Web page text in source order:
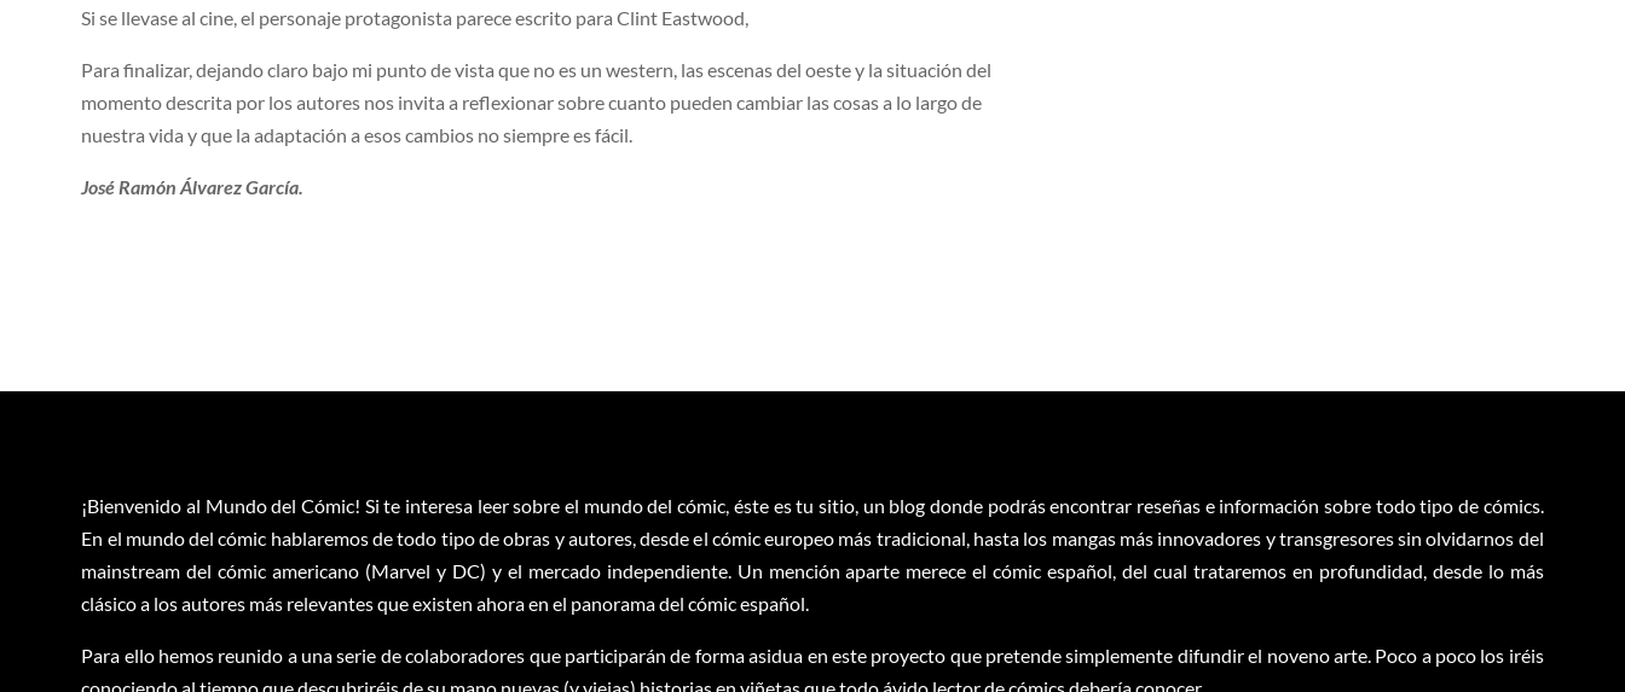
Si se llevase al cine, el personaje protagonista parece escrito para Clint Eastwood,
Para finalizar, dejando claro bajo mi punto de vista que no es un western, las escenas del oeste y la situación del
momento descrita por los autores nos invita a reflexionar sobre cuanto pueden cambiar las cosas a lo largo de
nuestra vida y que la adaptación a esos cambios no siempre es fácil.
José Ramón Álvarez García.
¡Bienvenido al Mundo del Cómic! Si te interesa leer sobre el mundo del cómic, éste es tu sitio, un blog donde podrás encontrar reseñas e información sobre todo tipo de cómics.
En el mundo del cómic hablaremos de todo tipo de obras y autores, desde el cómic europeo más tradicional, hasta los mangas más innovadores y transgresores sin olvidarnos del
mainstream del cómic americano (Marvel y DC) y el mercado independiente. Un mención aparte merece el cómic español, del cual trataremos en profundidad, desde lo más
clásico a los autores más relevantes que existen ahora en el panorama del cómic español.
Para ello hemos reunido a una serie de colaboradores que participarán de forma asidua en este proyecto que pretende simplemente difundir el noveno arte. Poco a poco los iréis
conociendo al tiempo que descubriréis de su mano nuevas (y viejas) historias en viñetas que todo ávido lector de cómics debería conocer.